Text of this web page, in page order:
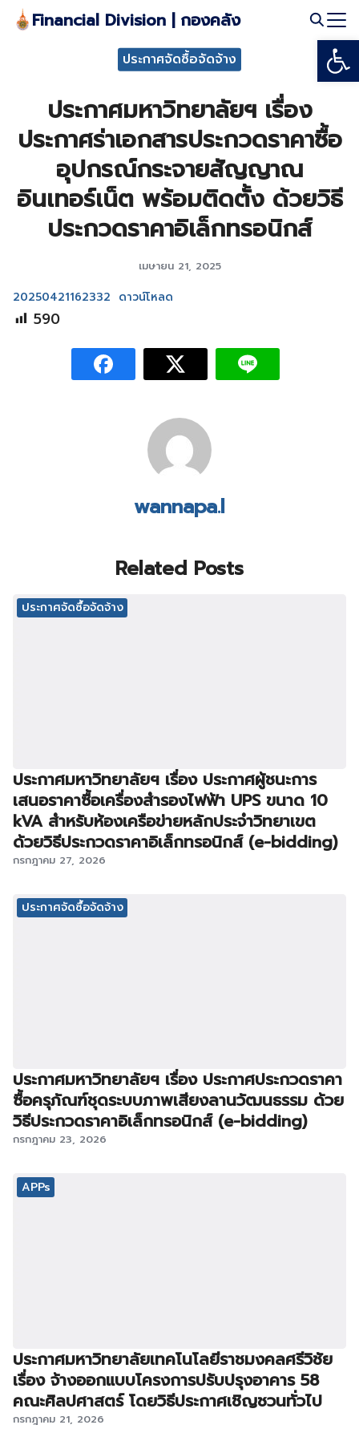
Skip Financial Division | กองคลัง
ประกาศจัดซื้อจัดจ้าง
ประกาศมหาวิทยาลัยฯ เรื่อง
ประกาศร่าเอกสารประกวดราคาซื้อ
อุปกรณ์กระจายสัญญาณ
อินเทอร์เน็ต พร้อมติดตั้ง ด้วยวิธี
ประกวดราคาอิเล็กทรอนิกส์
เมษายน 21, 2025
20250421162332 ดาวน์โหลด
590
wannapa.l
Related Posts
ประกาศจัดซื้อจัดจ้าง
ประกาศมหาวิทยาลัยฯ เรื่อง ประกาศผู้ชนะการ
เสนอราคาซื้อเครื่องสำรองไฟฟ้า UPS ขนาด 10
kVA สำหรับห้องเครือข่ายหลักประจำวิทยาเขต
ด้วยวิธีประกวดราคาอิเล็กทรอนิกส์ (e-bidding)
กรกฎาคม 27, 2026
ประกาศจัดซื้อจัดจ้าง
ประกาศมหาวิทยาลัยฯ เรื่อง ประกาศประกวดราคา
ซื้อครุภัณฑ์ชุดระบบภาพเสียงลานวัฒนธรรม ด้วย
วิธีประกวดราคาอิเล็กทรอนิกส์ (e-bidding)
กรกฎาคม 23, 2026
APPs
ประกาศมหาวิทยาลัยเทคโนโลยีราชมงคลศรีวิชัย
เรื่อง จ้างออกแบบโครงการปรับปรุงอาคาร 58
คณะศิลปศาสตร์ โดยวิธีประกาศเชิญชวนทั่วไป
กรกฎาคม 21, 2026